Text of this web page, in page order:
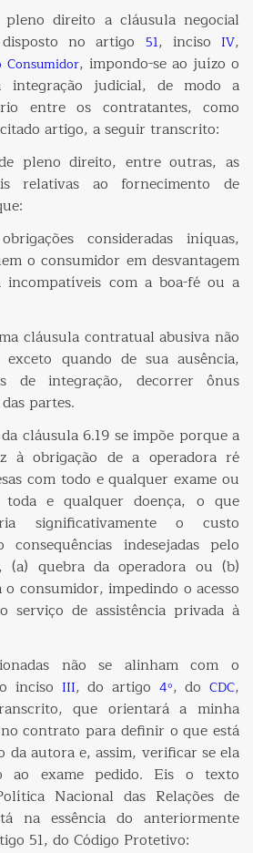
direito a cláusula negocial
no artigo 51, inciso IV,
Consumidor, impondo-se ao juízo o
integração judicial, de modo a
entre os contratantes, como
artigo, a seguir transcrito:
pleno direito, entre outras, as
relativas ao fornecimento de
consideradas iníquas,
o consumidor em desvantagem
incompatíveis com a boa-fé ou a
cláusula contratual abusiva não
quando de sua ausência,
de integração, decorrer ônus
partes.
cláusula 6.19 se impõe porque a
à obrigação de a operadora ré
com todo e qualquer exame ou
toda e qualquer doença, o que
significativamente o custo
consequências indesejadas pelo
(a) quebra da operadora ou (b)
consumidor, impedindo o acesso
serviço de assistência privada à
não se alinham com o
inciso III, do artigo 4º, doCDC,
que orientará a minha
contrato para definir o que está
autora e, assim, verificar se ela
exame pedido. Eis o texto
Nacional das Relações de
na essência do anteriormente
51, do Código Protetivo: